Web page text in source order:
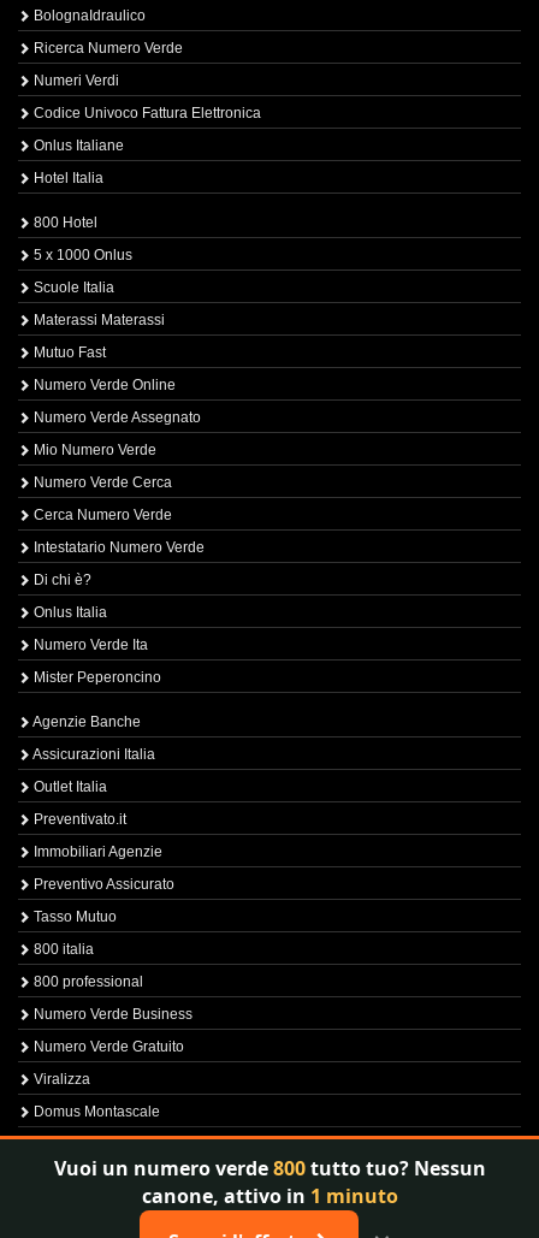
BolognaIdraulico
Ricerca Numero Verde
Numeri Verdi
Codice Univoco Fattura Elettronica
Onlus Italiane
Hotel Italia
800 Hotel
5 x 1000 Onlus
Scuole Italia
Materassi Materassi
Mutuo Fast
Numero Verde Online
Numero Verde Assegnato
Mio Numero Verde
Numero Verde Cerca
Cerca Numero Verde
Intestatario Numero Verde
Di chi è?
Onlus Italia
Numero Verde Ita
Mister Peperoncino
Agenzie Banche
Assicurazioni Italia
Outlet Italia
Preventivato.it
Immobiliari Agenzie
Preventivo Assicurato
Tasso Mutuo
800 italia
800 professional
Numero Verde Business
Numero Verde Gratuito
Viralizza
Domus Montascale
Sprint800
Verfica Numero Verde
Vuoi un numero verde800tutto tuo? Nessun
canone, attivo in 1 minuto